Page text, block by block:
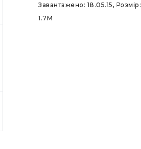
Завантажено: 18.05.15, Розмір:
1.7M